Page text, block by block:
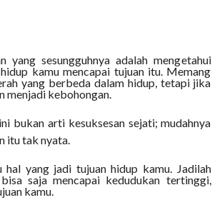
yang sesungguhnya adalah mengetahui
kamu mencapai tujuan itu. Memang
yang berbeda dalam hidup, tetapi jika
menjadi kebohongan.
bukan arti kesuksesan sejati; mudahnya
itu tak nyata.
yang jadi tujuan hidup kamu. Jadilah
saja mencapai kedudukan tertinggi,
kamu.